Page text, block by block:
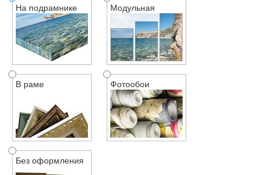
На подрамнике Модульная
В раме Фотообои
Без оформления